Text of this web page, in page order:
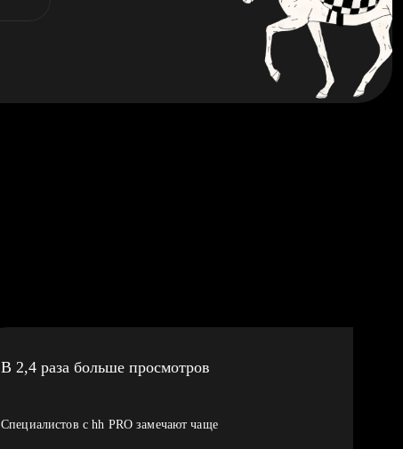
В 2,4 раза больше просмотров
Специалистов с hh PRO замечают чаще